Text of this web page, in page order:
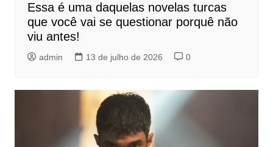
Essa é uma daquelas novelas turcas
que você vai se questionar porquê não
viu antes!
admin 13 de julho de 2026 0